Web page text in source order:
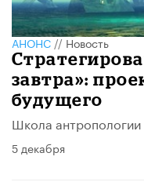
АНОНС//Новость
завтра»:
будущего
Школа
5 декабря